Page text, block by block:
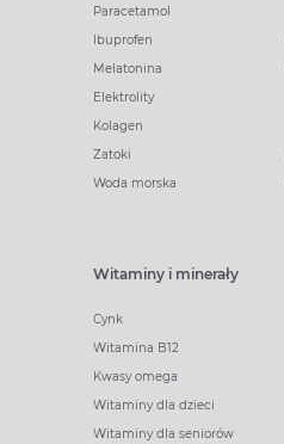
Paracetamol
Ibuprofen
Melatonina
Elektrolity
Kolagen
Zatoki
Woda morska
Witaminy i minerały
Cynk
Witamina B12
Kwasy omega
Witaminy dla dzieci
Witaminy dla seniorów